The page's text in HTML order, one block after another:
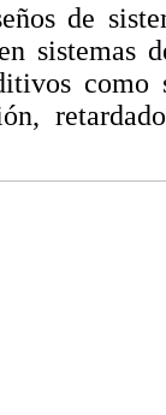
de
sistemas